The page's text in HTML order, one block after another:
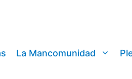
La Mancomunidad